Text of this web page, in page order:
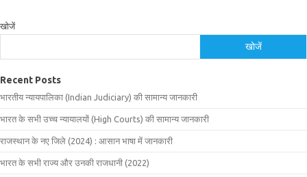
खोजें
खोजें
Recent Posts
भारतीय न्यायपालिका (Indian Judiciary) की सामान्य जानकारी
भारत के सभी उच्च न्यायालयों (High Courts) की सामान्य जानकारी
राजस्थान के नए जिले (2024) : आसान भाषा में जानकारी
भारत के सभी राज्य और उनकी राजधानी (2022)